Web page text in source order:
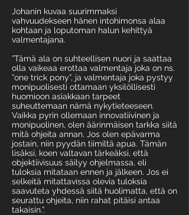
Johanin kuvaa suurimmaksi
vahvuudekseen hänen intohimonsa alaa
kohtaan ja loputoman halun kehittyä
valmentajana.
”Tämä ala on suhteellisen nuori ja saattaa
olla vaikeaa erottaa valmentaja joka on ns.
”one trick pony”, ja valmentaja joka pystyy
monipuolisesti ottamaan yksilöllisesti
huomioon asiakkaan tarpeet
suheuttemaan nämä nykytieteeseen.
Vaikka pyrin ollemaan innovatiivinen ja
monipuolinen, olen äärinmäisen tarkka siitä
mitä ohjeita annan. Jos olen epävarma
jostain, niin pyydän tiimiltä apua. Tämän
lisäksi, koen valtavan tärkeäksi, että
objektiivisuus säilyy ohjelmassa, eli
tuloksia mitataan ennen ja jälkeen. Jos ei
selkeitä mitattavissa olevia tuloksia
saavuteta yhdessä siitä huolimatta, että on
seurattu ohjeita, niin rahat pitäisi antaa
takaisin.”.